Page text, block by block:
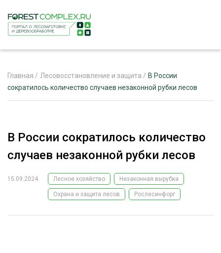
РЕКЛАМОДАТЕЛЯМ
ЛЕСНОЕ ХОЗЯЙСТВО
ЛЕСОЗАГОТОВКА
Главная / Лесовосстановление и защита / В России
сократилось количество случаев незаконной рубки лесов
В России сократилось количество
случаев незаконной рубки лесов
15.09.2024 Лесное хозяйство Незаконная вырубка
Охрана и защита лесов Рослесинфорг